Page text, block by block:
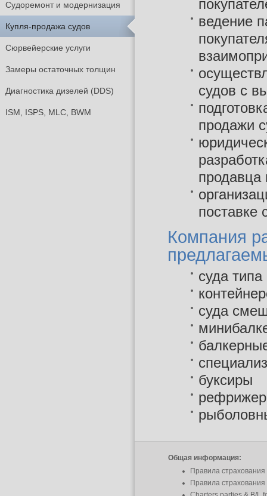
Судоремонт и модернизация
Купля-продажа судов
Сюрвейерские услуги
Замеры остаточных толщин
Диагностика дизелей (DDS)
ISM, ISPS, MLC, BWM
ведение
судов с
продажи
продавца
поставке
Компания
суда
суда
буксиры
Общая информация:
Правила
Правила страхования